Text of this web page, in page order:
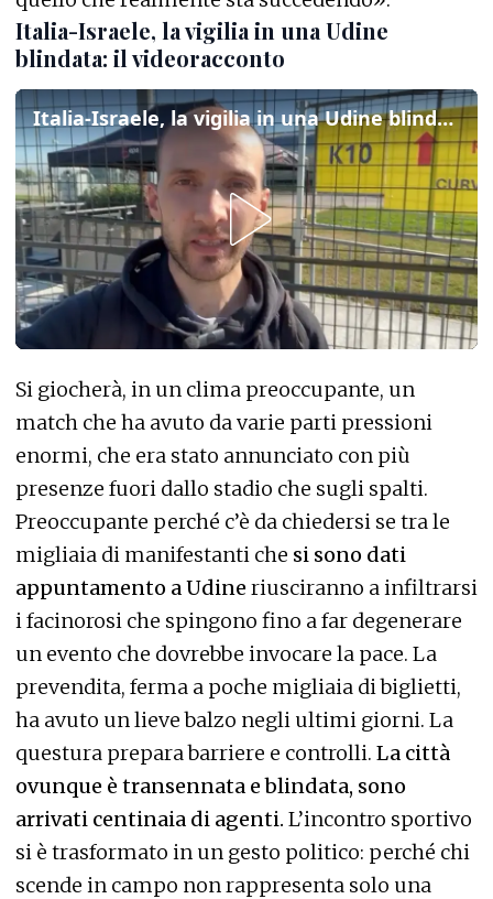
Italia-Israele, la vigilia in una Udine
blindata: il videoracconto
Italia-Israele, la vigilia in una Udine blindata: il videoracconto
Si giocherà, in un clima preoccupante, un
match che ha avuto da varie parti pressioni
enormi, che era stato annunciato con più
presenze fuori dallo stadio che sugli spalti.
Preoccupante perché c’è da chiedersi se tra le
migliaia di manifestanti che si sono dati
appuntamento a Udine riusciranno a infiltrarsi
i facinorosi che spingono fino a far degenerare
un evento che dovrebbe invocare la pace. La
prevendita, ferma a poche migliaia di biglietti,
ha avuto un lieve balzo negli ultimi giorni. La
questura prepara barriere e controlli. La città
ovunque è transennata e blindata, sono
arrivati centinaia di agenti. L’incontro sportivo
si è trasformato in un gesto politico: perché chi
scende in campo non rappresenta solo una